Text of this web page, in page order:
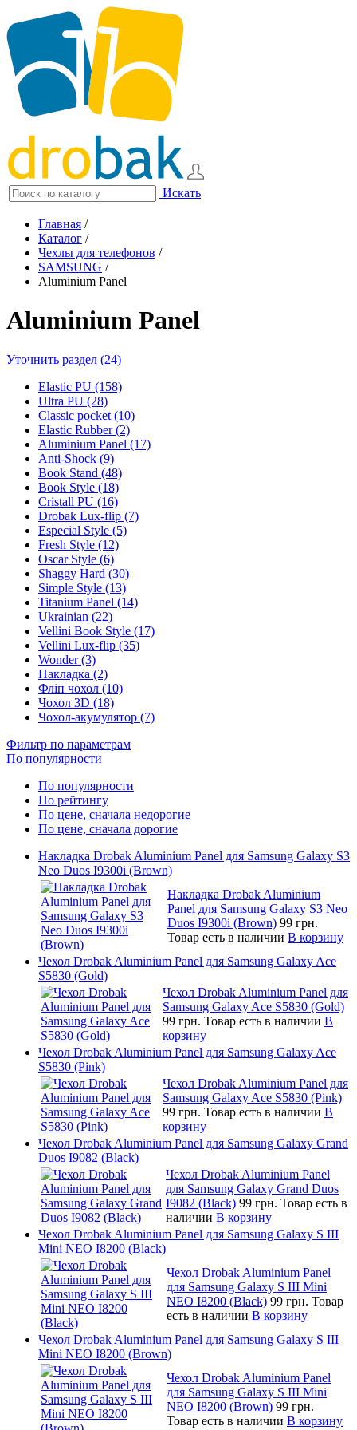
Искать
Главная /
Каталог /
Чехлы для телефонов /
SAMSUNG /
Aluminium Panel
Aluminium Panel
Уточнить раздел (24)
Elastic PU (158)
Ultra PU (28)
Classic pocket (10)
Elastic Rubber (2)
Aluminium Panel (17)
Anti-Shock (9)
Book Stand (48)
Book Style (18)
Cristall PU (16)
Drobak Lux-flip (7)
Especial Style (5)
Fresh Style (12)
Oscar Style (6)
Shaggy Hard (30)
Simple Style (13)
Titanium Panel (14)
Ukrainian (22)
Vellini Book Style (17)
Vellini Lux-flip (35)
Wonder (3)
Накладка (2)
Фліп чохол (10)
Чохол 3D (18)
Чохол-акумулятор (7)
Фильтр по параметрам
По популярности
По популярности
По рейтингу
По цене, сначала недорогие
По цене, сначала дорогие
Накладка Drobak Aluminium Panel для Samsung Galaxy S3
Neo Duos I9300i (Brown)
Накладка Drobak Aluminium
Panel для Samsung Galaxy S3 Neo
Duos I9300i (Brown) 99 грн.
Товар есть в наличии В корзину
Чехол Drobak Aluminium Panel для Samsung Galaxy Ace
S5830 (Gold)
Чехол Drobak Aluminium Panel для
Samsung Galaxy Ace S5830 (Gold)
99 грн. Товар есть в наличии В
корзину
Чехол Drobak Aluminium Panel для Samsung Galaxy Ace
S5830 (Pink)
Чехол Drobak Aluminium Panel для
Samsung Galaxy Ace S5830 (Pink)
99 грн. Товар есть в наличии В
корзину
Чехол Drobak Aluminium Panel для Samsung Galaxy Grand
Duos I9082 (Black)
Чехол Drobak Aluminium Panel
для Samsung Galaxy Grand Duos
I9082 (Black) 99 грн. Товар есть в
наличии В корзину
Чехол Drobak Aluminium Panel для Samsung Galaxy S III
Mini NEO I8200 (Black)
Чехол Drobak Aluminium Panel
для Samsung Galaxy S III Mini
NEO I8200 (Black) 99 грн. Товар
есть в наличии В корзину
Чехол Drobak Aluminium Panel для Samsung Galaxy S III
Mini NEO I8200 (Brown)
Чехол Drobak Aluminium Panel
для Samsung Galaxy S III Mini
NEO I8200 (Brown) 99 грн.
Товар есть в наличии В корзину